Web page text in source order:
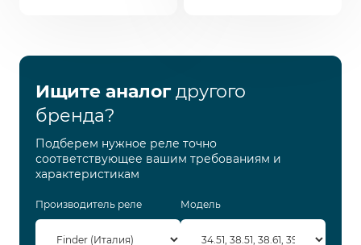
Ищите аналогдругого
бренда?
Подберем нужное реле точно
соответствующее вашим требованиям и
характеристикам
Производитель реле Модель